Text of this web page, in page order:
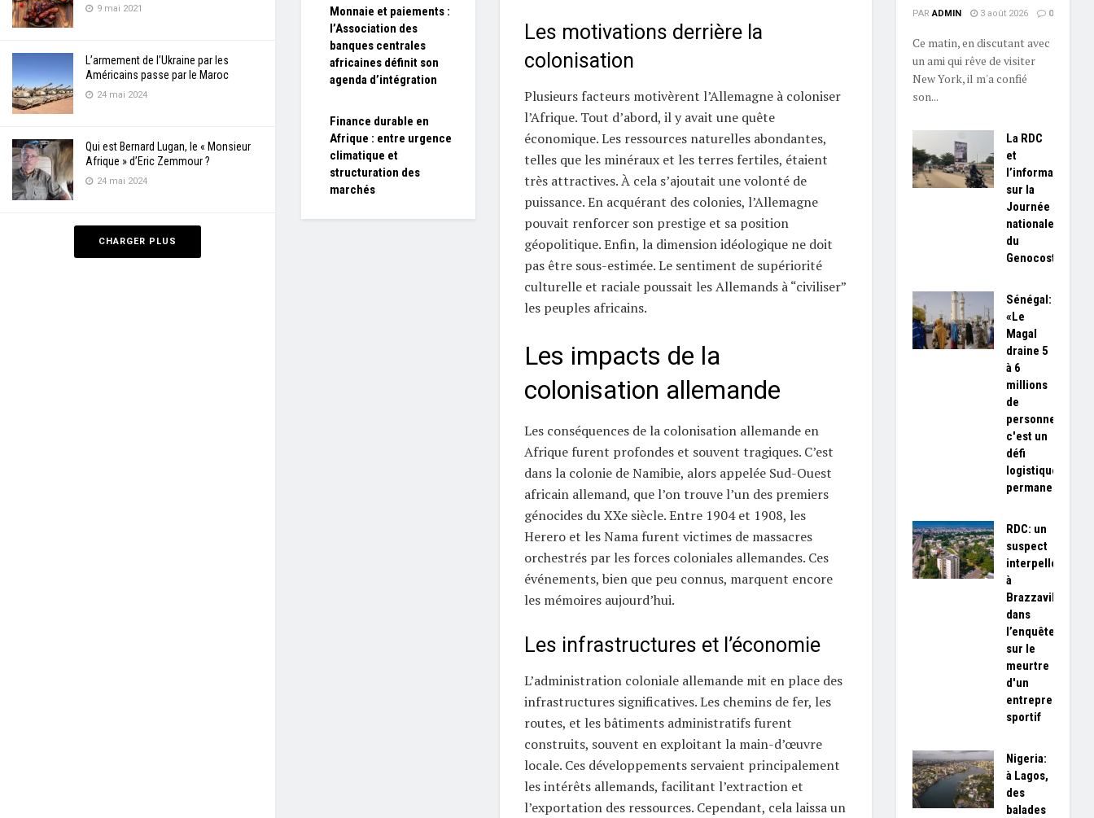
9 mai 2021
L’armement de l’Ukraine par les
Américains passe par le Maroc
24 mai 2024
Qui est Bernard Lugan, le « Monsieur
Afrique » d’Eric Zemmour ?
24 mai 2024
CHARGER PLUS
Les motivations derrière la
colonisation
Plusieurs facteurs motivèrent l’Allemagne à coloniser
l’Afrique. Tout d’abord, il y avait une quête
économique. Les ressources naturelles abondantes,
telles que les minéraux et les terres fertiles, étaient
très attractives. À cela s’ajoutait une volonté de
puissance. En acquérant des colonies, l’Allemagne
pouvait renforcer son prestige et sa position
géopolitique. Enfin, la dimension idéologique ne doit
pas être sous-estimée. Le sentiment de supériorité
culturelle et raciale poussait les Allemands à “civiliser”
les peuples africains.
Les impacts de la
colonisation allemande
Les conséquences de la colonisation allemande en
Afrique furent profondes et souvent tragiques. C’est
dans la colonie de Namibie, alors appelée Sud-Ouest
africain allemand, que l’on trouve l’un des premiers
génocides du XXe siècle. Entre 1904 et 1908, les
Herero et les Nama furent victimes de massacres
orchestrés par les forces coloniales allemandes. Ces
événements, bien que peu connus, marquent encore
les mémoires aujourd’hui.
Les infrastructures et l’économie
L’administration coloniale allemande mit en place des
infrastructures significatives. Les chemins de fer, les
routes, et les bâtiments administratifs furent
construits, souvent en exploitant la main-d’œuvre
locale. Ces développements servaient principalement
les intérêts allemands, facilitant l’extraction et
l’exportation des ressources. Cependant, cela laissa un
Monnaie et paiements :
l’Association des
banques centrales
africaines définit son
agenda d’intégration
Finance durable en
Afrique : entre urgence
climatique et
structuration des
marchés
PAR ADMIN 3 août 2026 0
Ce matin, en discutant avec
un ami qui rêve de visiter
New York, il m'a confié
son...
La RDC
et
l’information
sur la
Journée
nationale
du
Genocost
Sénégal:
«Le
Magal
draine 5
à 6
millions
de
personnes,
c'est un
défi
logistique
permanent»
RDC: un
suspect
interpellé
à
Brazzaville
dans
l’enquête
sur le
meurtre
d'un
entrepreneur
sportif
Nigeria:
à Lagos,
des
balades